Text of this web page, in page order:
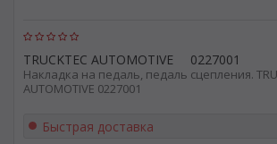
TRUCKTEC AUTOMOTIVE 0227001
Накладка на педаль, педаль сцепления.
AUTOMOTIVE 0227001
Быстрая доставка